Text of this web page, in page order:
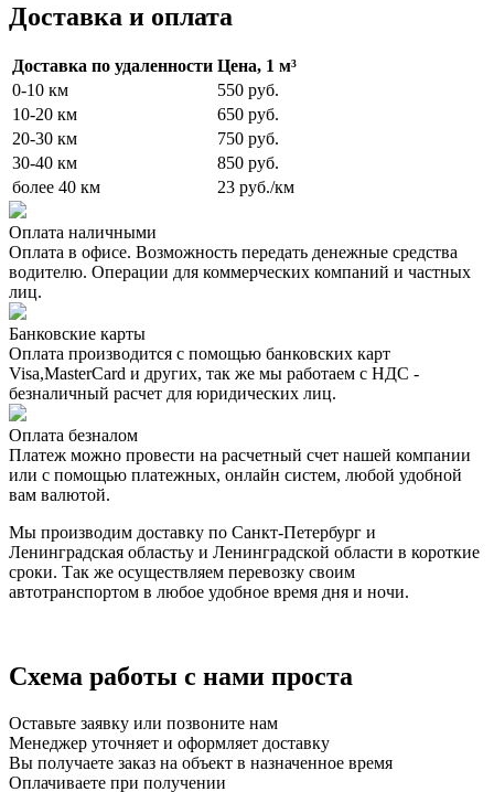
Доставка и оплата
Доставка по удаленности Цена, 1 м³
0-10 км
550 руб.
10-20 км
650 руб.
20-30 км
750 руб.
30-40 км
850 руб.
более 40 км
23 руб./км
Оплата наличными
Оплата в офисе. Возможность передать денежные средства
водителю. Операции для коммерческих компаний и частных
лиц.
Банковские карты
Оплата производится с помощью банковских карт
Visa,MasterCard и других, так же мы работаем с НДС -
безналичный расчет для юридических лиц.
Оплата безналом
Платеж можно провести на расчетный счет нашей компании
или с помощью платежных, онлайн систем, любой удобной
вам валютой.
Мы производим доставку по Санкт-Петербург и
Ленинградская областьу и Ленинградской области в короткие
сроки. Так же осуществляем перевозку своим
автотранспортом в любое удобное время дня и ночи.
Схема работы с нами проста
Оставьте заявку или позвоните нам
Менеджер уточняет и оформляет доставку
Вы получаете заказ на объект в назначенное время
Оплачиваете при получении